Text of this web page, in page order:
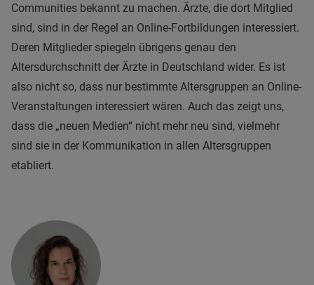
Communities bekannt zu machen. Ärzte, die dort Mitglied
sind, sind in der Regel an Online-Fortbildungen interessiert.
Deren Mitglieder spiegeln übrigens genau den
Altersdurchschnitt der Ärzte in Deutschland wider. Es ist
also nicht so, dass nur bestimmte Altersgruppen an Online-
Veranstaltungen interessiert wären. Auch das zeigt uns,
dass die „neuen Medien“ nicht mehr neu sind, vielmehr
sind sie in der Kommunikation in allen Altersgruppen
etabliert.